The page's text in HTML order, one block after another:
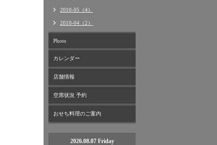
2010-05（4）
2010-04（2）
Photo
カレンダー
店舗情報
空席状況 予約
おせち料理のご案内
2026.08.07 Friday